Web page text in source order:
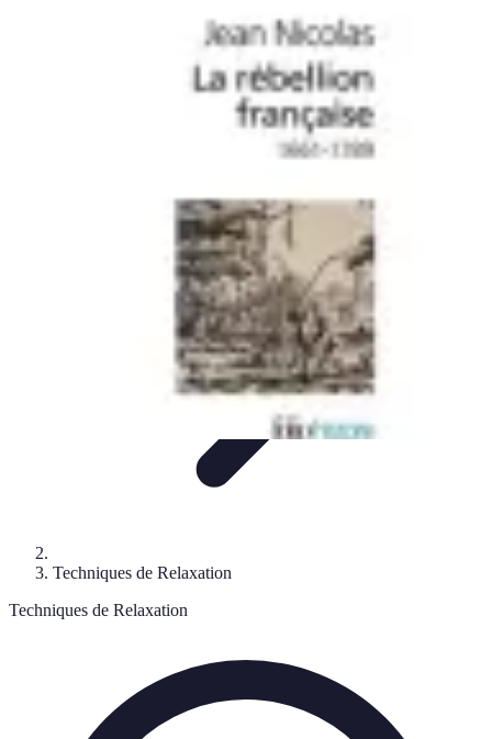
Astuces Pratiques Méditation et
Techniques de Relaxation
Techniques de Relaxation
Techniques de Relaxation